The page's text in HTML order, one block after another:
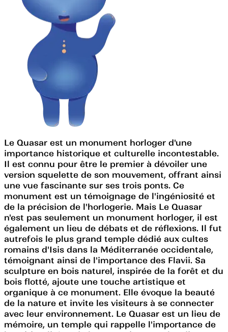
Le Quasar est un monument horloger d'une
importance historique et culturelle incontestable.
Il est connu pour être le premier à dévoiler une
version squelette de son mouvement, offrant ainsi
une vue fascinante sur ses trois ponts. Ce
monument est un témoignage de l'ingéniosité et
de la précision de l'horlogerie. Mais Le Quasar
n'est pas seulement un monument horloger, il est
également un lieu de débats et de réflexions. Il fut
autrefois le plus grand temple dédié aux cultes
romains d'Isis dans la Méditerranée occidentale,
témoignant ainsi de l'importance des Flavii. Sa
sculpture en bois naturel, inspirée de la forêt et du
bois flotté, ajoute une touche artistique et
organique à ce monument. Elle évoque la beauté
de la nature et invite les visiteurs à se connecter
avec leur environnement. Le Quasar est un lieu de
mémoire, un temple qui rappelle l'importance de